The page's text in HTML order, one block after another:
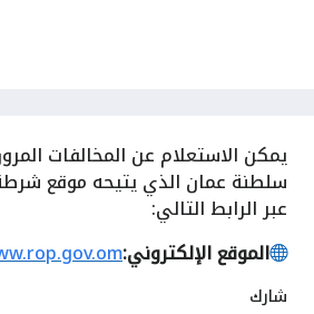
يمكن الاستعلام عن المخالفات
سلطنة عمان الذي يتيحه موقع
عبر الرابط التالي:
الموقع الإلكتروني:
شارك